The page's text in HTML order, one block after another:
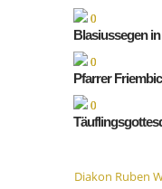
Blasiussegen in
Pfarrer
Diakon Ruben